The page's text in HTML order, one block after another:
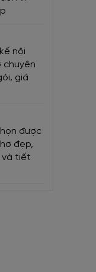
nội
chuyên
giá
được
đẹp,
và tiết